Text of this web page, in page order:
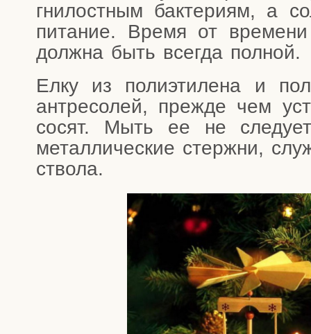
гни­лост­ным бак­те­ри­ям, а
пита­ние. Вре­мя от
долж­на быть все­гда полной.
Елку из поли­эти­ле­на и
антре­со­лей, преж­де чем
со­сят. Мыть ее не
метал­ли­че­ские стерж­ни,
ствола.